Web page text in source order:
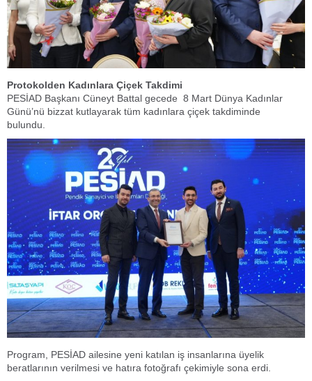
Protokolden Kadınlara Çiçek Takdimi
PESİAD Başkanı Cüneyt Battal gecede ​ 8 Mart Dünya Kadınlar
Günü’nü bizzat kutlayarak tüm kadınlara çiçek takdiminde
bulundu.
​Program, PESİAD ailesine yeni katılan iş insanlarına üyelik
beratlarının verilmesi ve hatıra fotoğrafı çekimiyle sona erdi.